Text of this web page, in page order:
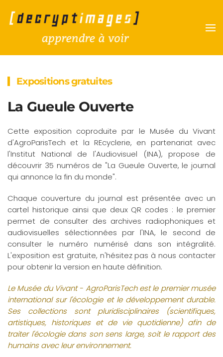
Accéder au contenu principal
Expositions gratuites
La Gueule Ouverte
Cette exposition coproduite par le Musée du Vivant
d'AgroParisTech et la REcyclerie, en partenariat avec
l'Institut National de l'Audiovisuel (INA), propose de
découvrir 35 numéros de "La Gueule Ouverte, le journal
qui annonce la fin du monde".
Chaque couverture du journal est présentée avec un
cartel historique ainsi que deux QR codes : le premier
permet de consulter des archives radiophoniques et
audiovisuelles sélectionnées par l'INA, le second de
consulter le numéro numérisé dans son intégralité.
L'exposition est gratuite, n'hésitez pas à nous contacter
pour obtenir la version en haute définition.
Le Musée du Vivant - AgroParisTech est le premier musée
international sur l'écologie et le développement durable.
Ses collections sont pluridisciplinaires (scientifiques,
artistiques, historiques et de vie quotidienne) afin de
traiter l'écologie dans son sens large, soit le rapport des
humains avec leur environnement.